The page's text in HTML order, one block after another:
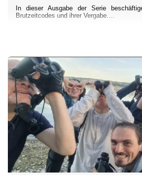
In dieser Ausgabe der Serie
Brutzeitcodes und ihrer Vergabe....